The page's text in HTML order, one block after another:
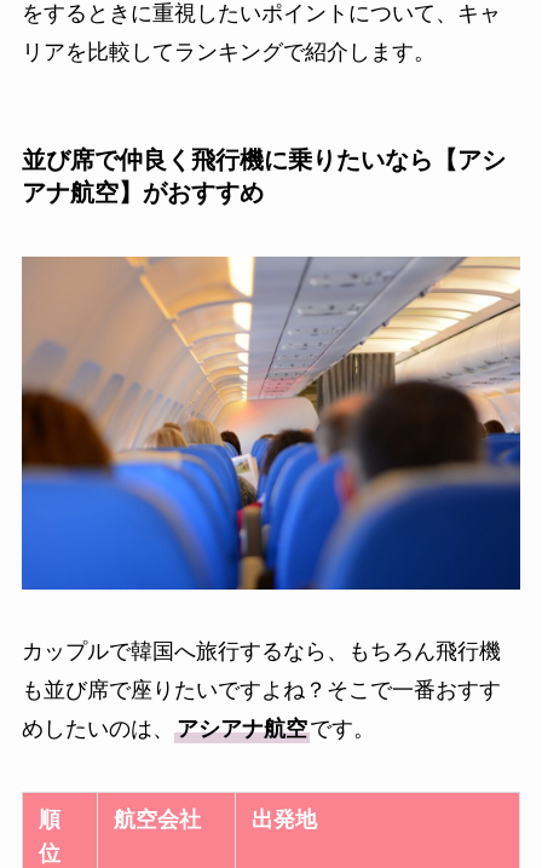
をするときに重視したいポイントについて、キャ
リアを比較してランキングで紹介します。
並び席で仲良く飛行機に乗りたいなら【アシ
アナ航空】がおすすめ
カップルで韓国へ旅行するなら、もちろん飛行機
も並び席で座りたいですよね？そこで一番おすす
めしたいのは、 アシアナ航空です。
順
位
航空会社 出発地